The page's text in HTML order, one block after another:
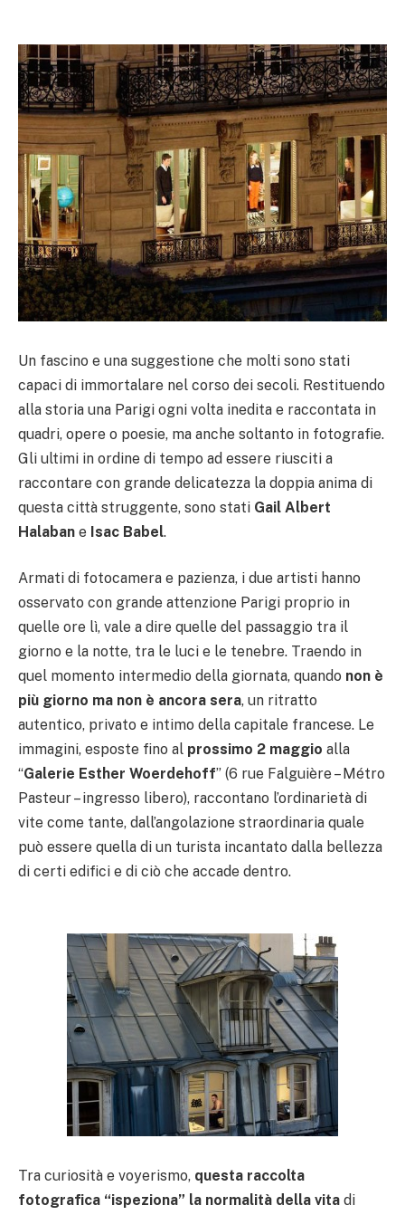
Un fascino e una suggestione che molti sono stati
capaci di immortalare nel corso dei secoli. Restituendo
alla storia una Parigi ogni volta inedita e raccontata in
quadri, opere o poesie, ma anche soltanto in fotografie.
Gli ultimi in ordine di tempo ad essere riusciti a
raccontare con grande delicatezza la doppia anima di
questa città struggente, sono stati Gail Albert
Halaban e Isac Babel.
Armati di fotocamera e pazienza, i due artisti hanno
osservato con grande attenzione Parigi proprio in
quelle ore lì, vale a dire quelle del passaggio tra il
giorno e la notte, tra le luci e le tenebre. Traendo in
quel momento intermedio della giornata, quando non è
più giorno ma non è ancora sera, un ritratto
autentico, privato e intimo della capitale francese. Le
immagini, esposte fino al prossimo 2 maggio alla
“Galerie Esther Woerdehoff” (6 rue Falguière – Métro
Pasteur – ingresso libero), raccontano l’ordinarietà di
vite come tante, dall’angolazione straordinaria quale
può essere quella di un turista incantato dalla bellezza
di certi edifici e di ciò che accade dentro.
Tra curiosità e voyerismo, questa raccolta
fotografica “ispeziona” la normalità della vita di